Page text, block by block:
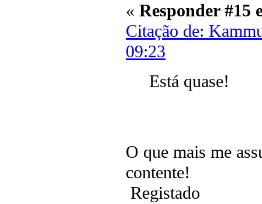
« Responder #15
Citação de:
09:23
Está quase!
O que mais me
contente!
Registado